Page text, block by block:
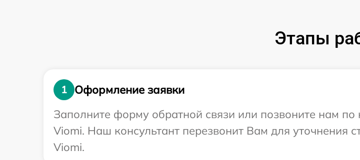
Этапы
1
Оформление заявки
Заполните форму обратной связи или позвоните нам
Viomi. Наш консультант перезвонит Вам для уточнения
Viomi.